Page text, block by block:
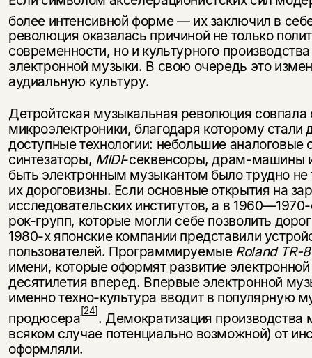
более интенсивной форме — их заключил в
революция оказалась причиной не только
современности, но и культурного
электронной музыки. В свою очередь это
аудиальную культуру.
Детройтская музыкальная революция
микроэлектроники, благодаря которому
доступные технологии: небольшие
синтезаторы, MIDI-секвенсоры, драм-машины
быть электронным музыкантом было трудно не
их дороговизны. Если основные открытия на
исследовательских институтов, а в
рок-групп, которые могли себе позволить
1980-х японские компании представили
пользователей. Программируемые Roland TR-
имени, которые оформят развитие
десятилетия вперед. Впервые электронной
именно техно-культура вводит в популярную
продюсера[24]. Демократизация производства
всяком случае потенциально возможной) от
оформляли.